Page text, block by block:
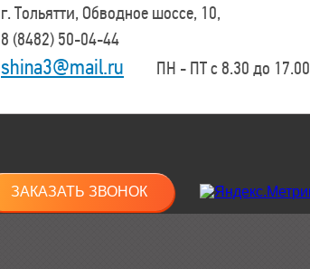
г. Тольятти, Обводное шоссе, 10,
8 (8482) 50-04-44
shina3@mail.ru ПН - ПТ с 8.30 до 17.00
ЗАКАЗАТЬ ЗВОНОК